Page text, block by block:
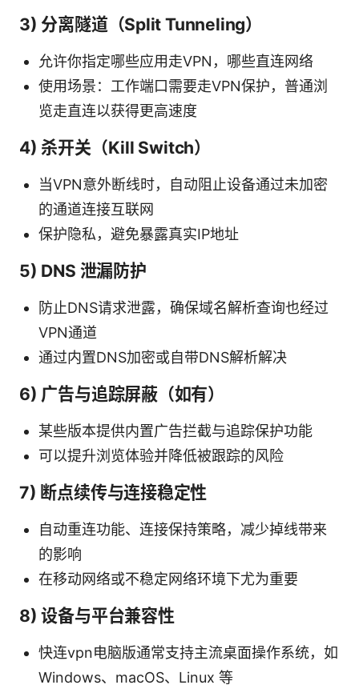
3) 分离隧道（Split Tunneling）
允许你指定哪些应用走VPN，哪些直连网络
使用场景：工作端口需要走VPN保护，普通浏
览走直连以获得更高速度
4) 杀开关（Kill Switch）
当VPN意外断线时，自动阻止设备通过未加密
的通道连接互联网
保护隐私，避免暴露真实IP地址
5) DNS 泄漏防护
防止DNS请求泄露，确保域名解析查询也经过
VPN通道
通过内置DNS加密或自带DNS解析解决
6) 广告与追踪屏蔽（如有）
某些版本提供内置广告拦截与追踪保护功能
可以提升浏览体验并降低被跟踪的风险
7) 断点续传与连接稳定性
自动重连功能、连接保持策略，减少掉线带来
的影响
在移动网络或不稳定网络环境下尤为重要
8) 设备与平台兼容性
快连vpn电脑版通常支持主流桌面操作系统，如
Windows、macOS、Linux 等